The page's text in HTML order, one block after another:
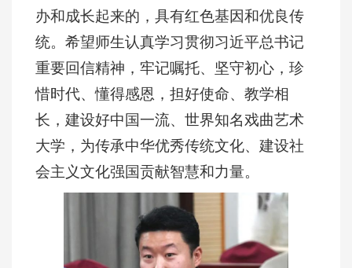
办和成长起来的，具有红色基因和优良传
统。希望师生认真学习贯彻习近平总书记
重要回信精神，牢记嘱托、坚守初心，珍
惜时代、懂得感恩，担好使命、教学相
长，建设好中国一流、世界知名戏曲艺术
大学，为传承中华优秀传统文化、建设社
会主义文化强国贡献智慧和力量。